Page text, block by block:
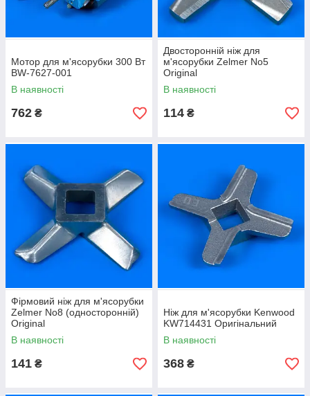
Мотор для м'ясорубки 300 Вт
BW-7627-001
В наявності
762 ₴
Двосторонній ніж для
м'ясорубки Zelmer No5
Original
В наявності
114 ₴
Фірмовий ніж для м'ясорубки
Zelmer No8 (односторонній)
Original
В наявності
141 ₴
Ніж для м'ясорубки Kenwood
KW714431 Оригінальний
В наявності
368 ₴